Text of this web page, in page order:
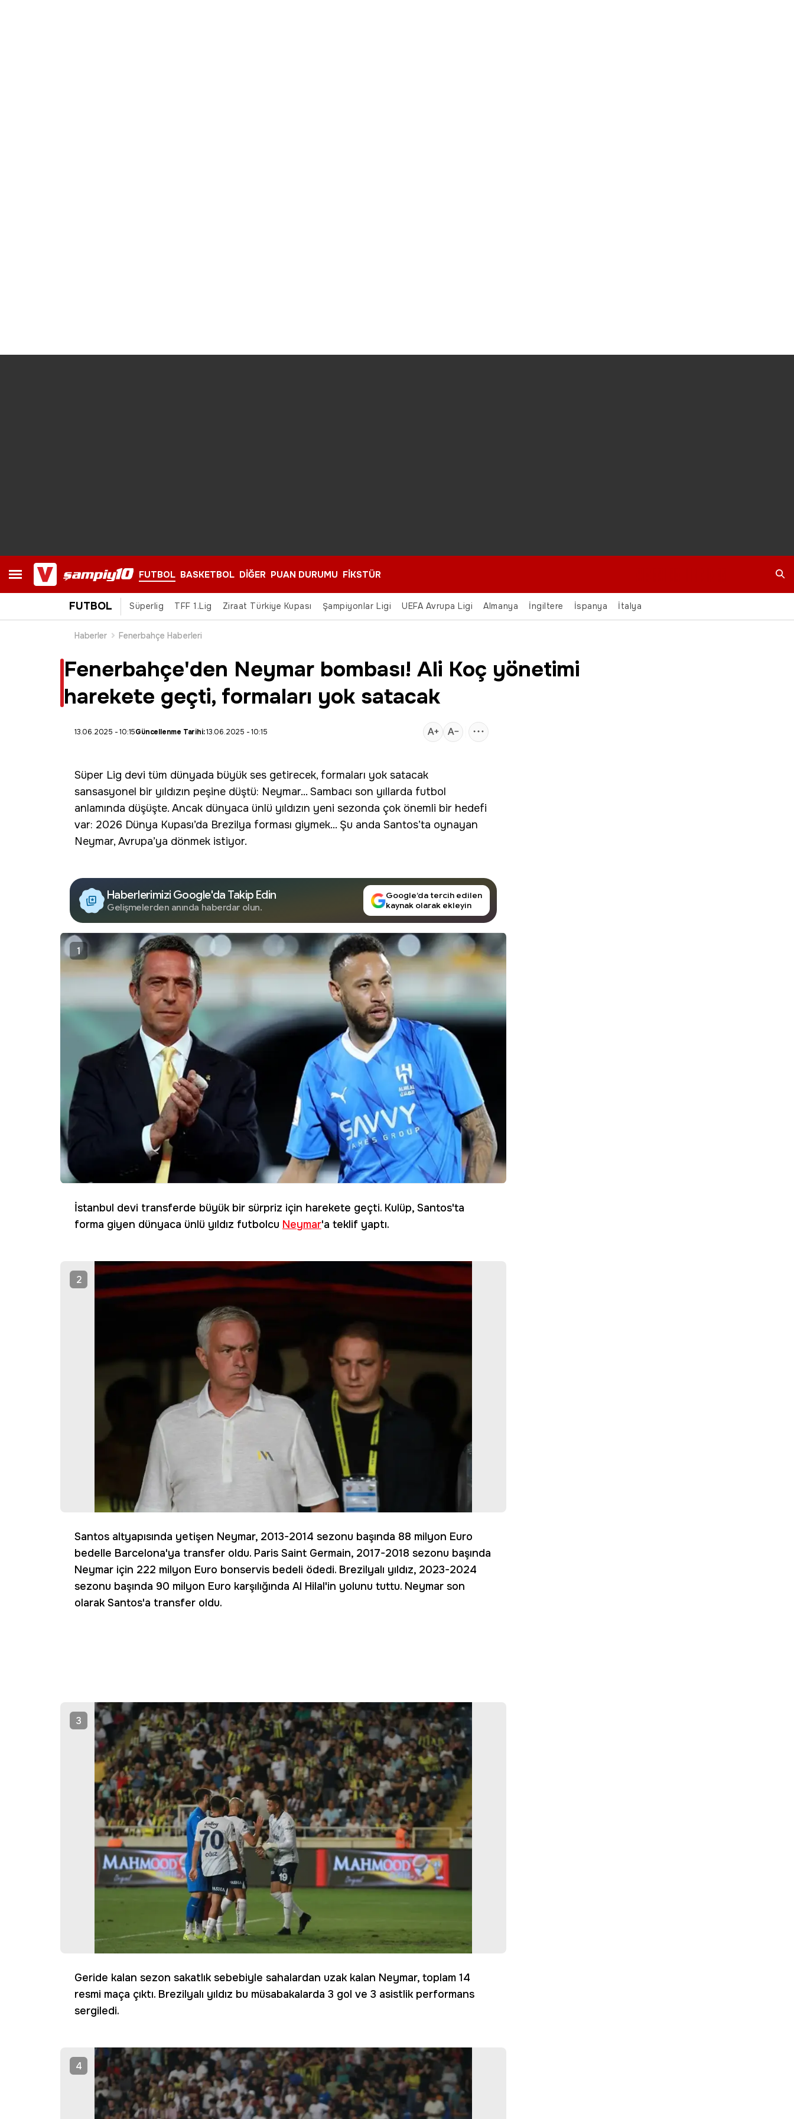
FUTBOL BASKETBOL DİĞER PUAN DURUMU FİKSTÜR
FUTBOL Süperlig TFF 1.Lig Ziraat Türkiye Kupası Şampiyonlar Ligi UEFA Avrupa Ligi Almanya İngiltere İspanya İtalya
Haberler Fenerbahçe Haberleri
Fenerbahçe'den Neymar bombası! Ali Koç yönetimi
harekete geçti, formaları yok satacak
13.06.2025 - 10:15Güncellenme Tarihi:13.06.2025 - 10:15
Süper Lig devi tüm dünyada büyük ses getirecek, formaları yok satacak
sansasyonel bir yıldızın peşine düştü: Neymar... Sambacı son yıllarda futbol
anlamında düşüşte. Ancak dünyaca ünlü yıldızın yeni sezonda çok önemli bir hedefi
var: 2026 Dünya Kupası’da Brezilya forması giymek... Şu anda Santos’ta oynayan
Neymar, Avrupa’ya dönmek istiyor.
Haberlerimizi Google'da Takip Edin
Gelişmelerden anında haberdar olun.
Google’da tercih edilen
kaynak olarak ekleyin
1
İstanbul devi transferde büyük bir sürpriz için harekete geçti. Kulüp, Santos'ta
forma giyen dünyaca ünlü yıldız futbolcu Neymar'a teklif yaptı.
2
Santos altyapısında yetişen Neymar, 2013-2014 sezonu başında 88 milyon Euro
bedelle Barcelona'ya transfer oldu. Paris Saint Germain, 2017-2018 sezonu başında
Neymar için 222 milyon Euro bonservis bedeli ödedi. Brezilyalı yıldız, 2023-2024
sezonu başında 90 milyon Euro karşılığında Al Hilal'in yolunu tuttu. Neymar son
olarak Santos'a transfer oldu.
3
Geride kalan sezon sakatlık sebebiyle sahalardan uzak kalan Neymar, toplam 14
resmi maça çıktı. Brezilyalı yıldız bu müsabakalarda 3 gol ve 3 asistlik performans
sergiledi.
4